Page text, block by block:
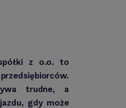
z o.o. to
trudne, a
gdy może